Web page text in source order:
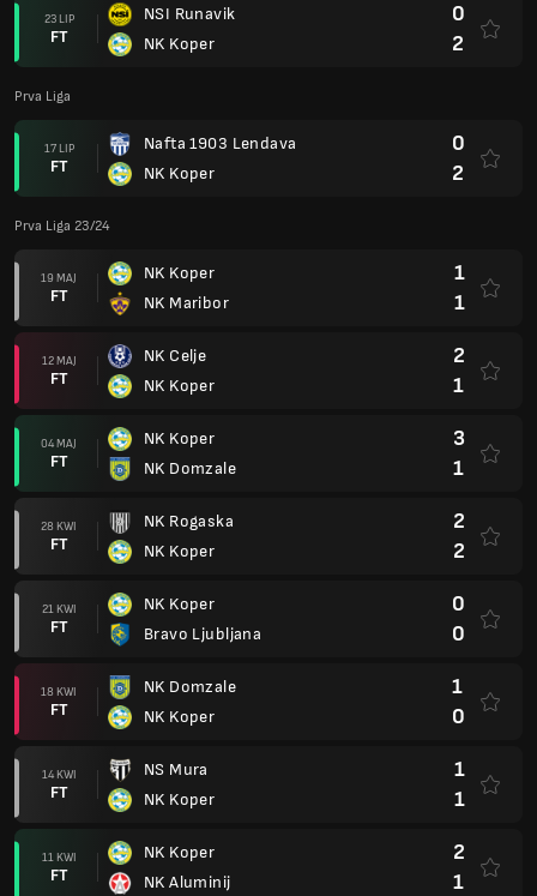
23 LIP
FT
NSI Runavik
NK Koper
0
2
Prva Liga
17 LIP
FT
Nafta 1903 Lendava
NK Koper
0
2
Prva Liga 23/24
19 MAJ
FT
NK Koper
NK Maribor
1
1
12 MAJ
FT
NK Celje
NK Koper
2
1
04 MAJ
FT
NK Koper
NK Domzale
3
1
28 KWI
FT
NK Rogaska
NK Koper
2
2
21 KWI
FT
NK Koper
Bravo Ljubljana
0
0
18 KWI
FT
NK Domzale
NK Koper
1
0
14 KWI
FT
NS Mura
NK Koper
1
1
11 KWI
FT
NK Koper
NK Aluminij
2
1